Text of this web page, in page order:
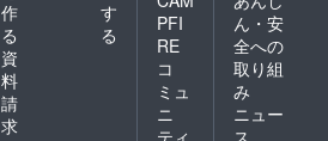
作
る
す
る
資
料
請
求
PFI
RE
コ
ミュ
ニ
ティ
ん・安
全への
取り組
み
ニュー
ス